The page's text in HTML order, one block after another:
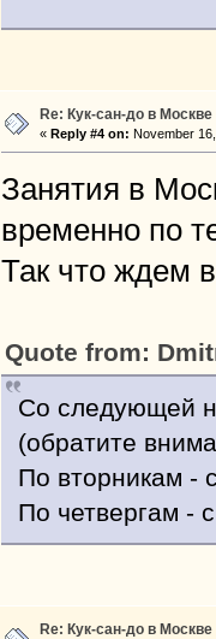
Re: Кук-сан-до в Москве
« Reply #4 on: November
Занятия в
временно по
Так что ждем
Quote from:
Со следующей
(обратите
По вторникам -
По четвергам -
Re: Кук-сан-до в Москве